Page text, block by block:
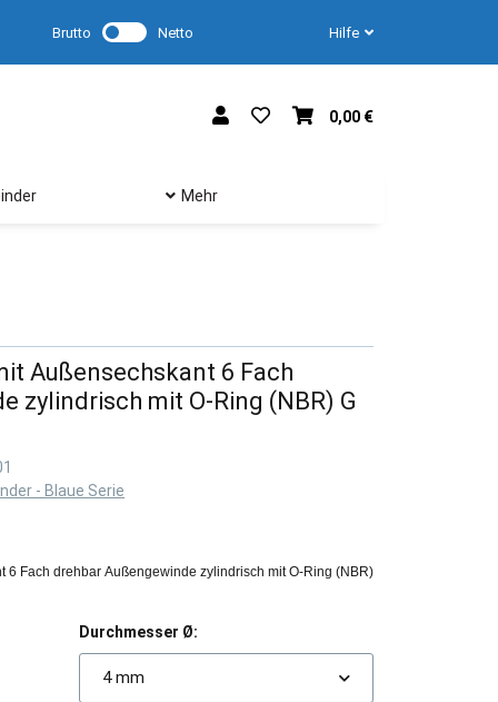
Brutto Netto Hilfe
0,00 €
Mehr
Außensechskant 6 Fach
zylindrisch mit O-Ring (NBR) G
- Blaue Serie
6 Fach drehbar Außengewinde zylindrisch mit O-Ring (NBR)
Durchmesser Ø:
4 mm